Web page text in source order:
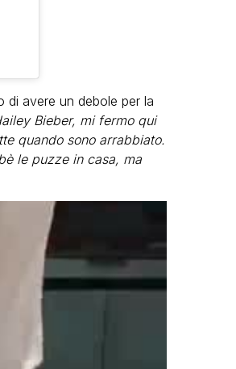
di avere un debole per la
Bieber, mi fermo qui
quando sono arrabbiato.
le puzze in casa, ma